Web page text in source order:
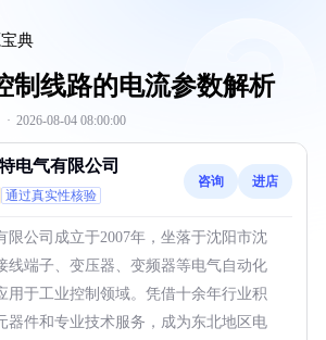
典
制线路的电流参数解析
· 2026-08-04 08:00:00
电气有限公司
通过真实性核验
咨询 进店
限公司成立于2007年，坐落于沈阳市沈
线端子、变压器、变频器等电气自动化
用于工业控制领域。凭借十余年行业积
器件和专业技术服务，成为东北地区电